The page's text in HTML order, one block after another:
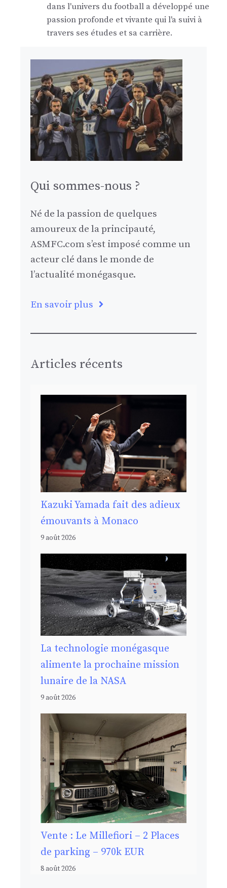
dans l'univers du football a développé une
passion profonde et vivante qui l'a suivi à
travers ses études et sa carrière.
Qui sommes-nous ?
Né de la passion de quelques
amoureux de la principauté,
ASMFC.com s’est imposé comme un
acteur clé dans le monde de
l’actualité monégasque.
En savoir plus
Articles récents
Kazuki Yamada fait des adieux
émouvants à Monaco
9 août 2026
La technologie monégasque
alimente la prochaine mission
lunaire de la NASA
9 août 2026
Vente : Le Millefiori – 2 Places
de parking – 970k EUR
8 août 2026